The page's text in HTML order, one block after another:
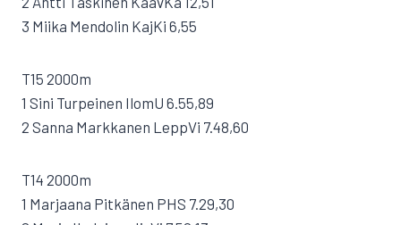
3 Miika Mendolin KajKi 6,55
T15 2000m
1 Sini Turpeinen IlomU 6.55,89
2 Sanna Markkanen LeppVi 7.48,60
T14 2000m
1 Marjaana Pitkänen PHS 7.29,30